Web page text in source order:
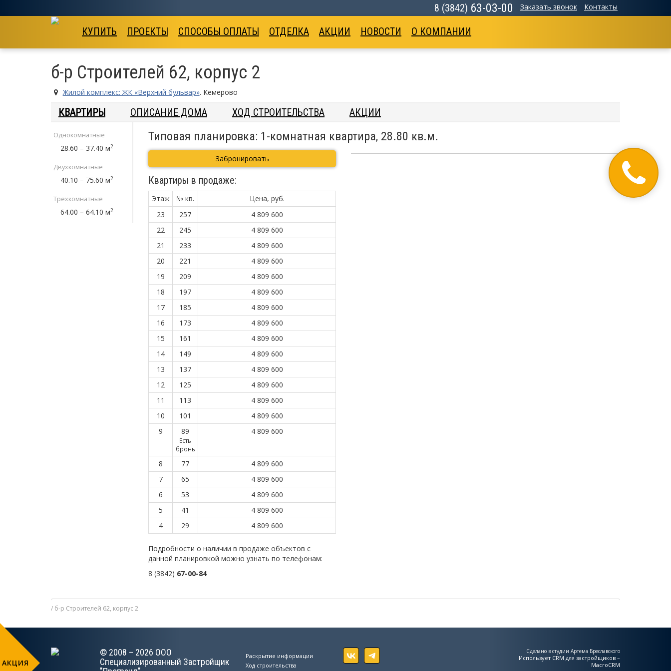
8 (3842) 63-03-00 Заказать звонок Контакты
КУПИТЬ ПРОЕКТЫ СПОСОБЫ ОПЛАТЫ ОТДЕЛКА АКЦИИ НОВОСТИ О КОМПАНИИ
б-р Строителей 62, корпус 2
Жилой комплекс: ЖК «Верхний бульвар». Кемерово
КВАРТИРЫ ОПИСАНИЕ ДОМА ХОД СТРОИТЕЛЬСТВА АКЦИИ
Типовая планировка: 1-комнатная квартира, 28.80 кв.м.
Забронировать
Квартиры в продаже:
Этаж № кв.
Цена, руб.
23
257
4 809 600
22
245
4 809 600
21
233
4 809 600
20
221
4 809 600
19
209
4 809 600
18
197
4 809 600
17
185
4 809 600
16
173
4 809 600
15
161
4 809 600
14
149
4 809 600
13
137
4 809 600
12
125
4 809 600
11
113
4 809 600
10
101
4 809 600
9
89
Есть
бронь
4 809 600
8 77
4 809 600
7
65
4 809 600
6
53
4 809 600
5
41
4 809 600
4
29 4 809 600
Подробности о наличии в продаже объектов с
данной планировкой можно узнать по телефонам:
8 (3842) 67-00-84
Однокомнатные
28.60 – 37.40 м2
Двухкомнатные
40.10 – 75.60 м2
Трехкомнатные
64.00 – 64.10 м2
б-р Строителей 62, корпус 2
© 2008 – 2026 ООО
Специализированный Застройщик
Раскрытие информации
Ход строительства
Сделано в студии Артема Бреславского
Использует CRM для застройщиков –
MacroCRM
АКЦИЯ